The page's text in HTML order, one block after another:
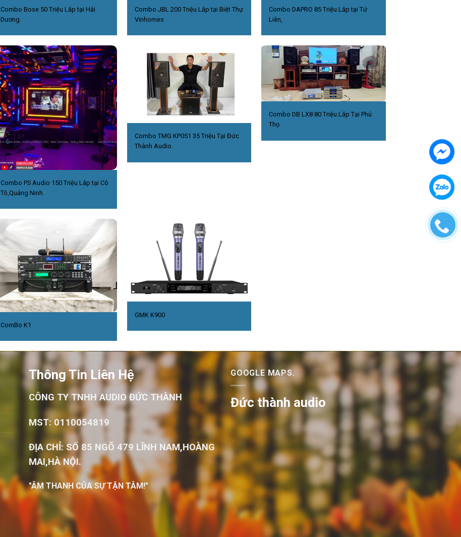
Combo Bose 50 Triệu Lắp tại Hải
Dương.
Combo JBL 200 Triệu Lắp tại Biệt Thự
Vinhomes
Combo DAPRO 85 Triệu.Lắp tại Tứ
Liên,
Combo PS Audio 150 Triệu Lắp tại Cô
Tô,Quảng Ninh.
Combo TMG KP051 35 Triệu Tại Đức
Thành Audio.
Combo DB LX8 80 Triệu.Lắp Tại Phú
Thọ.
ComBo K1
GMK K900
Thông Tin Liên Hệ
CÔNG TY TNHH AUDIO ĐỨC THÀNH
MST: 0110054819
ĐỊA CHỈ: SỐ 85 NGÕ 479 LĨNH NAM,HOÀNG
MAI,HÀ NỘI.
"ÂM THANH CỦA SỰ TẬN TÂM!"
GOOGLE MAPS.
Đức thành audio